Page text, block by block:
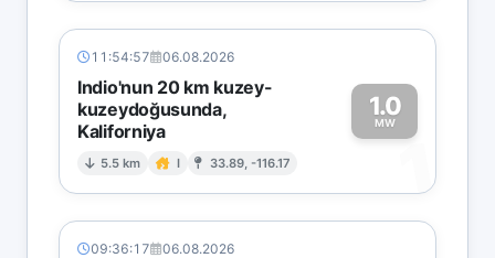
11:54:57 06.08.2026
Indio'nun 20 km kuzey-
kuzeydoğusunda,
Kaliforniya
5.5 km I 33.89, -116.17
1.0
MW
1
09:36:17 06.08.2026